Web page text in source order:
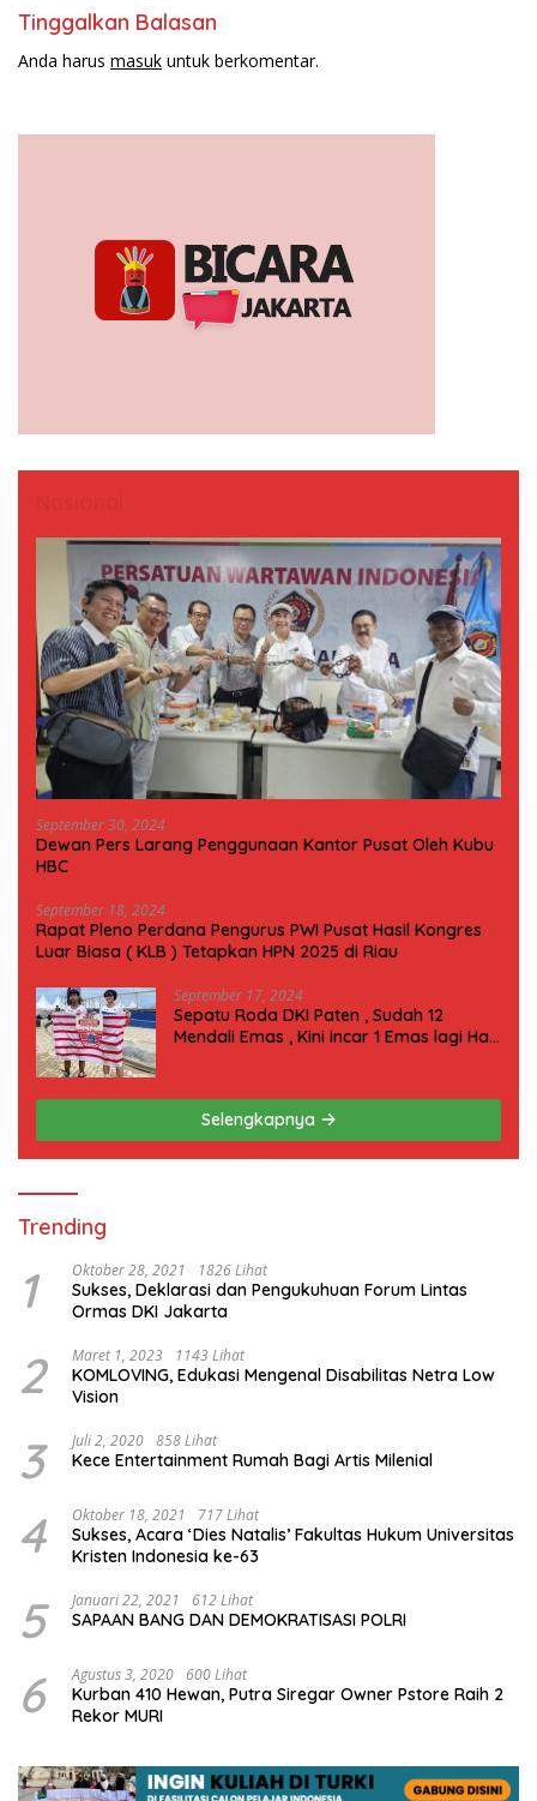
Tinggalkan Balasan
Anda harus masuk untuk berkomentar.
September 30, 2024
Dewan Pers Larang Penggunaan Kantor Pusat Oleh Kubu
HBC
September 18, 2024
Rapat Pleno Perdana Pengurus PWI Pusat Hasil Kongres
Luar Biasa ( KLB ) Tetapkan HPN 2025 di Riau
September 17, 2024
Sepatu Roda DKI Paten , Sudah 12
Mendali Emas , Kini Incar 1 Emas lagi Hari
Selengkapnya
Trending
1 Oktober 28, 2021 1826 Lihat
Sukses, Deklarasi dan Pengukuhuan Forum Lintas
Ormas DKI Jakarta
2 Maret 1, 2023 1143 Lihat
KOMLOVING, Edukasi Mengenal Disabilitas Netra Low
Vision
3 Juli 2, 2020 858 Lihat
Kece Entertainment Rumah Bagi Artis Milenial
4 Oktober 18, 2021 717 Lihat
Sukses, Acara ‘Dies Natalis’ Fakultas Hukum Universitas
Kristen Indonesia ke-63
5 Januari 22, 2021 612 Lihat
SAPAAN BANG DAN DEMOKRATISASI POLRI
6 Agustus 3, 2020 600 Lihat
Kurban 410 Hewan, Putra Siregar Owner Pstore Raih 2
Rekor MURI